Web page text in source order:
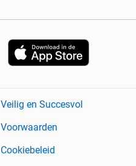
Veilig en Succesvol
Voorwaarden
Cookiebeleid